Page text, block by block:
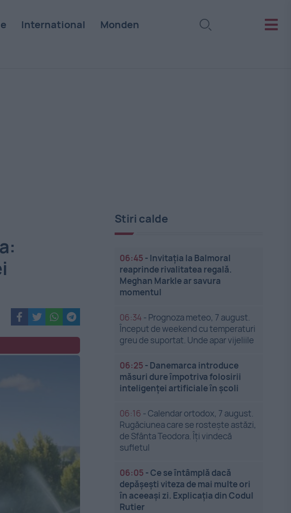
International Monden
Stiri calde
06:45 - Invitația la Balmoral
reaprinde rivalitatea regală.
Meghan Markle ar savura
momentul
06:34 - Prognoza meteo, 7 august.
Început de weekend cu temperaturi
greu de suportat. Unde apar vijeliile
06:25 - Danemarca introduce
măsuri dure împotriva folosirii
inteligenței artificiale în școli
06:16 -Calendar ortodox, 7 august.
Rugăciunea care se rostește astăzi,
de Sfânta Teodora. Îți vindecă
sufletul
06:05 -Ce se întâmplă dacă
depășești viteza de mai multe ori
în aceeași zi. Explicația din Codul
Rutier